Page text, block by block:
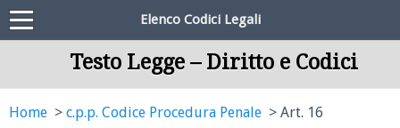
Elenco Codici Legali
Testo Legge – Diritto e Codici
Home c.p.p. Codice Procedura Penale Art. 16